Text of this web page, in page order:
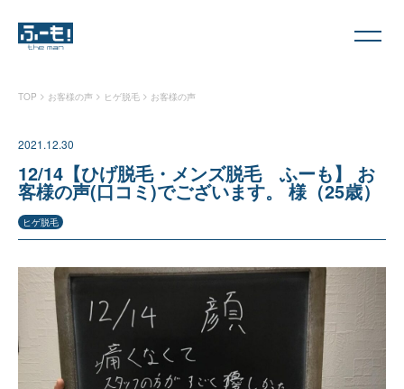
TOP > お客様の声 > ヒゲ脱毛 > お客様の声
2021.12.30
12/14【ひげ脱毛・メンズ脱毛 ふーも】 お
客様の声(口コミ)でございます。 様（25歳）
ヒゲ脱毛